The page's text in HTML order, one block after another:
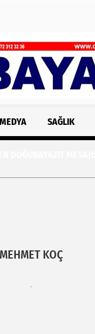
MEDYA SAĞLIK
MEHMET KOÇ